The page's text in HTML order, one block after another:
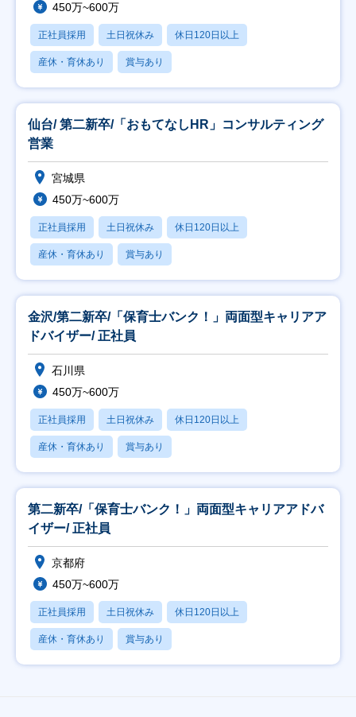
450万~600万
正社員採用 土日祝休み 休日120日以上
産休・育休あり 賞与あり
仙台/ 第二新卒/「おもてなしHR」コンサルティング
営業
宮城県
450万~600万
正社員採用 土日祝休み 休日120日以上
産休・育休あり 賞与あり
金沢/第二新卒/「保育士バンク！」両面型キャリアア
ドバイザー/ 正社員
石川県
450万~600万
正社員採用 土日祝休み 休日120日以上
産休・育休あり 賞与あり
第二新卒/「保育士バンク！」両面型キャリアアドバ
イザー/ 正社員
京都府
450万~600万
正社員採用 土日祝休み 休日120日以上
産休・育休あり 賞与あり